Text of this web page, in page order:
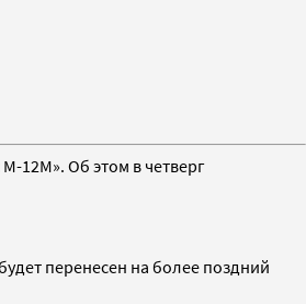
12М». Об этом в четверг
перенесен на более поздний